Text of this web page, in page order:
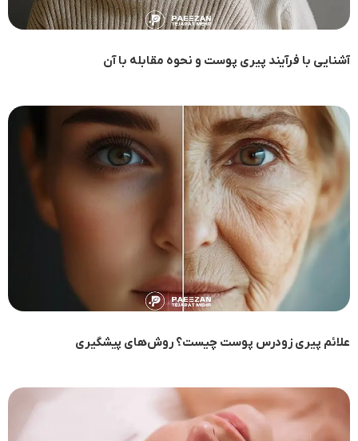
آشنایی با فرآیند پیری پوست و نحوه مقابله با آن
علائم پیری زودرس پوست چیست؟ روش‌های پیشگیری